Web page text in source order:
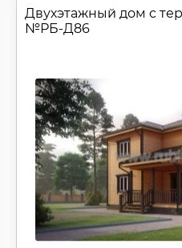
Двухэтажный дом c
№РБ-Д86